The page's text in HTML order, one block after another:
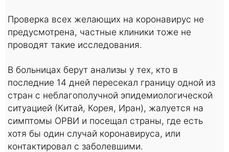
Проверка всех желающих на коронавирус не
предусмотрена, частные клиники тоже не
проводят такие исследования.
В больницах берут анализы у тех, кто в
последние 14 дней пересекал границу одной из
стран с неблагополучной эпидемиологической
ситуацией (Китай, Корея, Иран), жалуется на
симптомы ОРВИ и посещал страны, где есть
хотя бы один случай коронавируса, или
контактировал с заболевшими.